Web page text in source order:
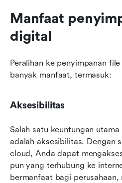
Manfaat
digital
Peralihan ke penyimpanan
banyak manfaat, termasuk:
Aksesibilitas
Salah satu keuntungan
adalah aksesibilitas. Dengan
cloud, Anda dapat
pun yang terhubung ke
bermanfaat bagi perusahaan,